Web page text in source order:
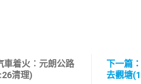
車着火︰元朗公路
清理)
下一篇
去觀塘